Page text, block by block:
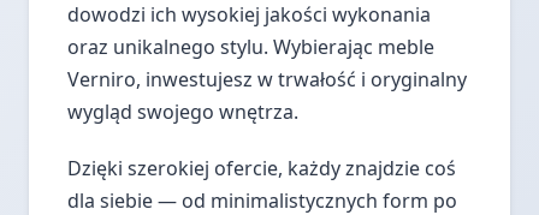
dowodzi ich wysokiej jakości wykonania
oraz unikalnego stylu. Wybierając meble
Verniro, inwestujesz w trwałość i oryginalny
wygląd swojego wnętrza.
Dzięki szerokiej ofercie, każdy znajdzie coś
dla siebie — od minimalistycznych form po